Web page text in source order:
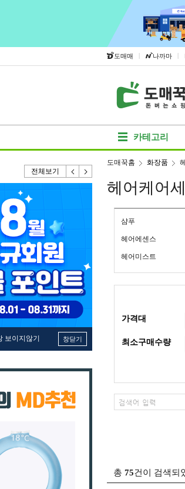
도매매 | 나까마 |
카테고리
전체보기
보이지않기 창닫기
도매꾹홈 화장품
헤어케어
샴푸
헤어에센스
헤어미스트
가격대
최소구매수량
총 75건이 검색되